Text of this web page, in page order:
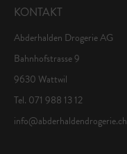
KONTAKT
Abderhalden Drogerie AG
Bahnhofstrasse 9
9630 Wattwil
Tel. 071 988 13 12
info@abderhaldendrogerie.ch